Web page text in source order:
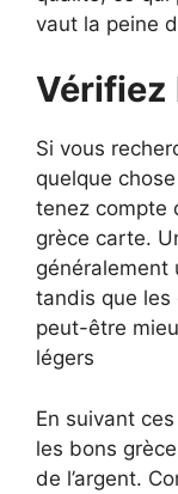
vaut la peine
Vérifiez
Si vous
quelque
tenez compte
grèce carte.
généralement
tandis que
peut-être
légers
En suivant
les bons
de l’argent.